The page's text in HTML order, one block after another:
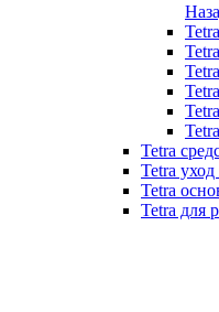
Tetra
Tetra
Tetra
Tetra для